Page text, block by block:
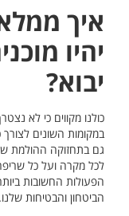
איך
יהיו
יבוא?
כולנו מקווים כי לא
במקומות השונים
גם בתחזוקה ההולמת
לכל מקרה ועל כל
הפעולות החשובות
הביטחון והבטיחות שלנו.